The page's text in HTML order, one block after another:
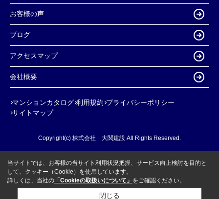
お客様の声
ブログ
アクセスマップ
会社概要
マンションカタログ 利用規約 プライバシーポリシー
サイトマップ
Copyright(c) 株式会社 大関建設 All Rights Reserved.
当サイトでは、お客様の当サイト利用状況把握、サービス向上検討を目的と
して、クッキー（Cookie）を使用しています。
詳しくは、当社の 「Cookieの取扱いについて」 をご確認ください。
閉じる